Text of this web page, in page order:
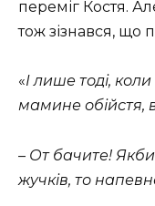
переміг Костя.
тож зізнався, що
«І лише тоді,
мамине обійстя,
– От бачите!
жучків, то